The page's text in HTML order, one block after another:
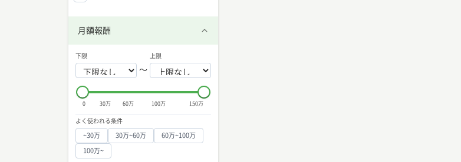
月額報酬
下限
〜
上限
0 30万 60万 100万 150万
よく使われる条件
~30万 30万~60万 60万~100万
100万~